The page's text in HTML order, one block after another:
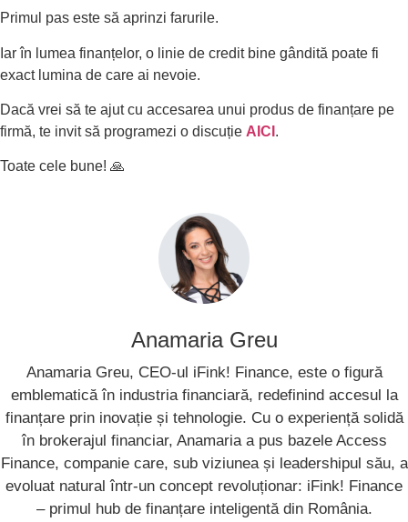
Primul pas este să aprinzi farurile.
Iar în lumea finanțelor, o linie de credit bine gândită poate fi
exact lumina de care ai nevoie.
Dacă vrei să te ajut cu accesarea unui produs de finanțare pe
firmă, te invit să programezi o discuție AICI .
Toate cele bune! 🙏
Anamaria Greu
Anamaria Greu, CEO-ul iFink! Finance, este o figură
emblematică în industria financiară, redefinind accesul la
finanțare prin inovație și tehnologie. Cu o experiență solidă
în brokerajul financiar, Anamaria a pus bazele Access
Finance, companie care, sub viziunea și leadershipul său, a
evoluat natural într-un concept revoluționar: iFink! Finance
– primul hub de finanțare inteligentă din România.